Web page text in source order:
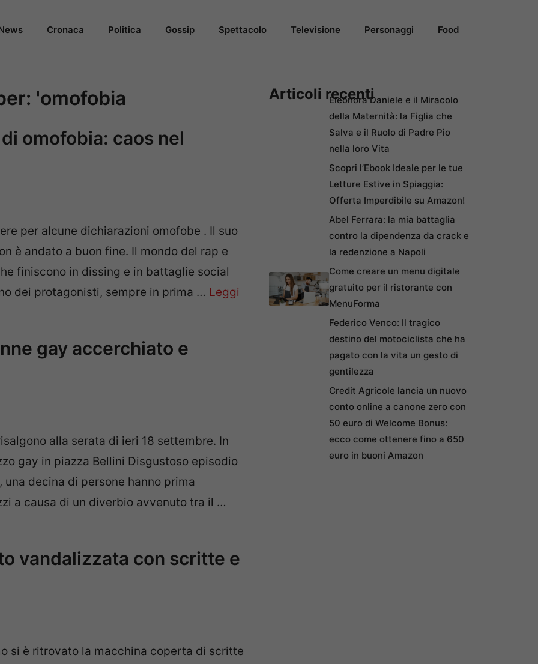
Cronaca Politica Gossip Spettacolo Televisione Personaggi Food
'omofobia
omofobia: caos nel
per alcune dichiarazioni omofobe . Il suo
è andato a buon fine. Il mondo del rap e
finiscono in dissing e in battaglie social
dei protagonisti, sempre in prima … Leggi
gay accerchiato e
alla serata di ieri 18 settembre. In
gay in piazza Bellini Disgustoso episodio
decina di persone hanno prima
a causa di un diverbio avvenuto tra il …
vandalizzata con scritte e
si è ritrovato la macchina coperta di scritte
Articoli recentiEleonora Daniele e il Miracolo
della Maternità: la Figlia che
Salva e il Ruolo di Padre Pio
nella loro Vita
Scopri l’Ebook Ideale per le tue
Letture Estive in Spiaggia:
Offerta Imperdibile su Amazon!
Abel Ferrara: la mia battaglia
contro la dipendenza da crack e
la redenzione a Napoli
Come creare un menu digitale
gratuito per il ristorante con
MenuForma
Federico Venco: Il tragico
destino del motociclista che ha
pagato con la vita un gesto di
gentilezza
Credit Agricole lancia un nuovo
conto online a canone zero con
50 euro di Welcome Bonus:
ecco come ottenere fino a 650
euro in buoni Amazon